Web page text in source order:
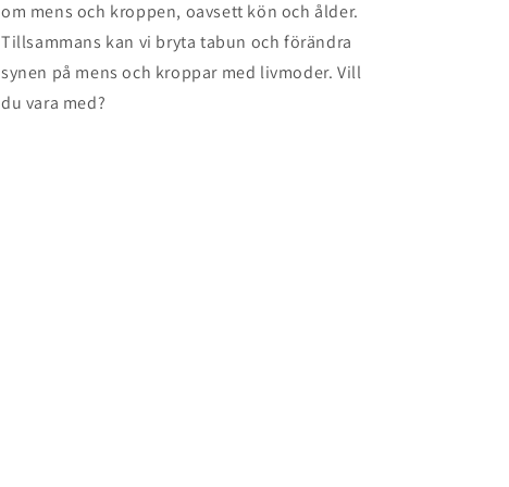
om mens och kroppen, oavsett kön och ålder.
Tillsammans kan vi bryta tabun och förändra
synen på mens och kroppar med livmoder. Vill
du vara med?